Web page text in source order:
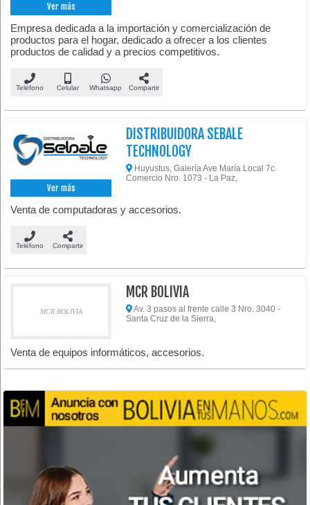
Ver más
Empresa dedicada a la importación y comercialización de
productos para el hogar, dedicado a ofrecer a los clientes
productos de calidad y a precios competitivos.
Teléfono Celular Whatsapp Compartir
Ver más
DISTRIBUIDORA SEBALE
TECHNOLOGY
Huyustus, Galería Ave María Local 7c.
Comercio Nro. 1073 - La Paz,
Venta de computadoras y accesorios.
Teléfono Compartir
MCR BOLIVIA
MCR BOLIVIA
Av. 3 pasos al frente calle 3 Nro. 3040 -
Santa Cruz de la Sierra,
Venta de equipos informáticos, accesorios.